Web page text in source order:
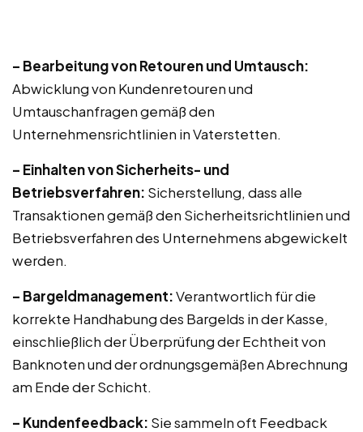
– Bearbeitung von Retouren und Umtausch:
Abwicklung von Kundenretouren und
Umtauschanfragen gemäß den
Unternehmensrichtlinien in Vaterstetten.
– Einhalten von Sicherheits- und
Betriebsverfahren: Sicherstellung, dass alle
Transaktionen gemäß den Sicherheitsrichtlinien und
Betriebsverfahren des Unternehmens abgewickelt
werden.
– Bargeldmanagement:Verantwortlich für die
korrekte Handhabung des Bargelds in der Kasse,
einschließlich der Überprüfung der Echtheit von
Banknoten und der ordnungsgemäßen Abrechnung
am Ende der Schicht.
– Kundenfeedback: Sie sammeln oft Feedback